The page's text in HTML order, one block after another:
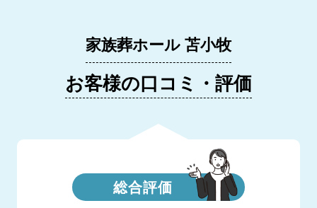
家族葬ホール 苫小牧
お客様の口コミ・評価
総合評価